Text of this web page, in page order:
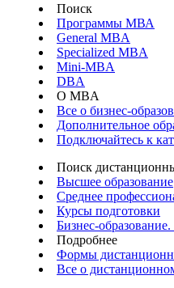
Поиск
Программы МВА
General MBA
Specialized MBA
Mini-MBA
DBA
О MBA
Все о бизнес-
Дополнительное
Подключайтесь к
Поиск
Высшее образование
Среднее
Курсы подготовки
Бизнес-
Подробнее
Формы
Все о